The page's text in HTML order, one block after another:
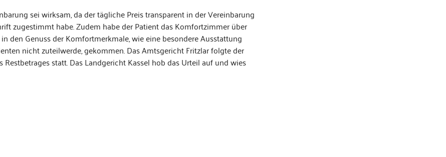
sei wirksam, da der tägliche Preis transparent in der Vereinbarung
zugestimmt habe. Zudem habe der Patient das Komfortzimmer über
den Genuss der Komfortmerkmale, wie eine besondere Ausstattung
nicht zuteilwerde, gekommen. Das Amtsgericht Fritzlar folgte der
statt. Das Landgericht Kassel hob das Urteil auf und wies